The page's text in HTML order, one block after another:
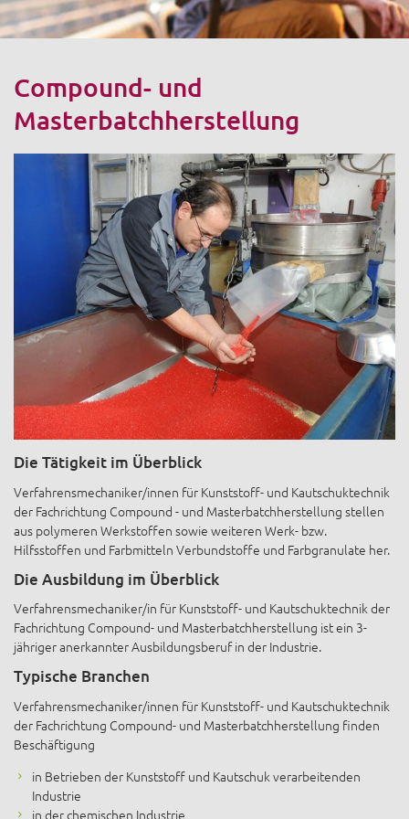
Compound- und
Masterbatchherstellung
Die Tätigkeit im Überblick
Verfahrensmechaniker/innen für Kunststoff- und Kautschuktechnik
der Fachrichtung Compound - und Masterbatchherstellung stellen
aus polymeren Werkstoffen sowie weiteren Werk- bzw.
Hilfsstoffen und Farbmitteln Verbundstoffe und Farbgranulate her.
Die Ausbildung im Überblick
Verfahrensmechaniker/in für Kunststoff- und Kautschuktechnik der
Fachrichtung Compound- und Masterbatchherstellung ist ein 3-
jähriger anerkannter Ausbildungsberuf in der Industrie.
Typische Branchen
Verfahrensmechaniker/innen für Kunststoff- und Kautschuktechnik
der Fachrichtung Compound- und Masterbatchherstellung finden
Beschäftigung
in Betrieben der Kunststoff und Kautschuk verarbeitenden
Industrie
in der chemischen Industrie